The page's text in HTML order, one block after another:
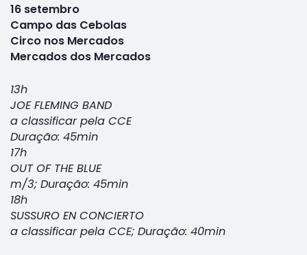
16 setembro
Campo das Cebolas
Circo nos Mercados
Mercados dos Mercados
13h
JOE FLEMING BAND
a classificar pela CCE
Duração: 45min
17h
OUT OF THE BLUE
m/3; Duração: 45min
18h
SUSSURO EN CONCIERTO
a classificar pela CCE; Duração: 40min